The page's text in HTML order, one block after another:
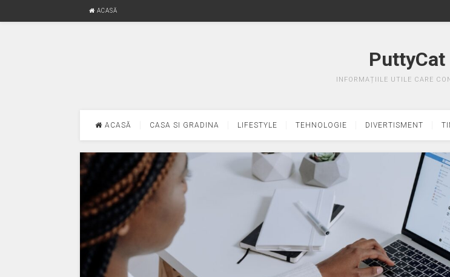
ACASĂ
PuttyCat
INFORMAȚIILE UTILE CARE
ACASĂ CASA SI GRADINA LIFESTYLE TEHNOLOGIE DIVERTISMENT